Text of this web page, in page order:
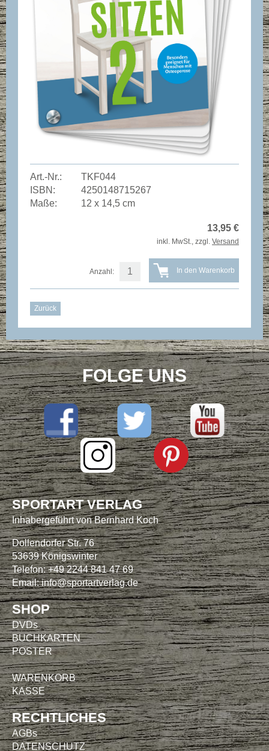
Art.-Nr.:
TKF044
ISBN:
4250148715267
Maße:
12 x 14,5 cm
13,95 €
inkl. MwSt., zzgl. Versand
Anzahl:
Zurück
FOLGE UNS
SPORTART VERLAG
Inhabergeführt von Bernhard Koch
Dollendorfer Str. 76
53639 Königswinter
Telefon: +49 2244 841 47 69
Email:info@sportartverlag.de
SHOP
DVDs
BUCHKARTEN
POSTER
WARENKORB
KASSE
RECHTLICHES
AGBs
DATENSCHUTZ